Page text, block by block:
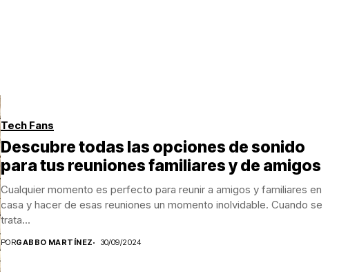
Tech Fans
Descubre todas las opciones de sonido
para tus reuniones familiares y de amigos
Cualquier momento es perfecto para reunir a amigos y familiares en
casa y hacer de esas reuniones un momento inolvidable. Cuando se
trata...
PORGABBO MARTÍNEZ 30/09/2024